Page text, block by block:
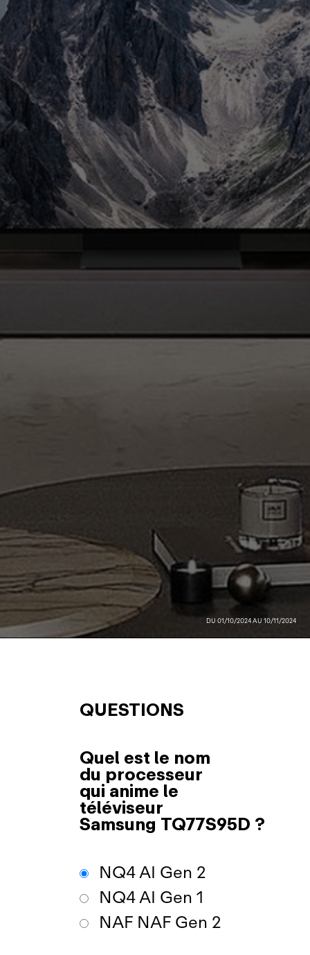
DU 01/10/2024 AU 10/11/2024
QUESTIONS
Quel est le nom
du processeur
qui anime le
téléviseur
Samsung TQ77S95D ?
NQ4 AI Gen 2
NQ4 AI Gen 1
NAF NAF Gen 2